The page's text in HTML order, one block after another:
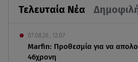
Τελευταία Νέα
07.08.26 , 12:07
Marfin: Προθεσμία για να
46χρονη